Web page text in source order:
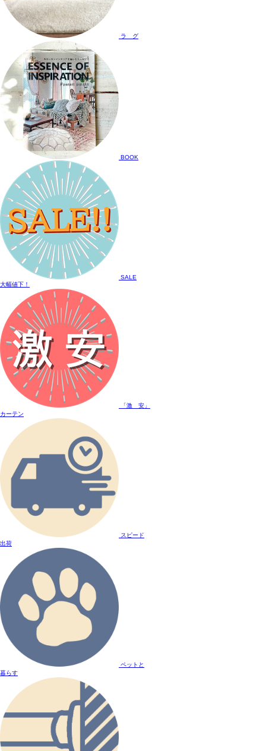
ラ グ
BOOK
SALE
大幅値下！
「激 安」
カーテン
スピード
出荷
ペットと
暮らす